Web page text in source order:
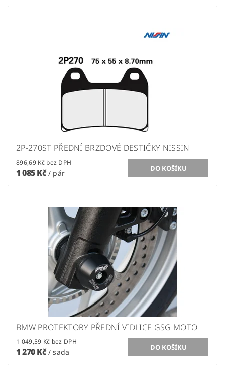
2P-270ST PŘEDNÍ BRZDOVÉ DESTIČKY NISSIN
896,69 Kč bez DPH
1 085 Kč / pár
BMW PROTEKTORY PŘEDNÍ VIDLICE GSG MOTO
1 049,59 Kč bez DPH
1 270 Kč / sada